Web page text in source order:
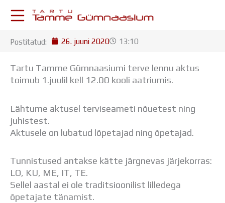
KESKKONNAD
Postkast
Drive
Tamme Leht
Kooliraadio
Koorilaul
Tunniplaan
Aastaplaan
Õppekava
Ainepassid
Postitatud: 26. juuni 2020 13:10
Tartu Tamme Gümnaasiumi terve lennu aktus
toimub 1.juulil kell 12.00 kooli aatriumis.
Lähtume aktusel terviseameti nõuetest ning
juhistest.
Aktusele on lubatud lõpetajad ning õpetajad.
Tunnistused antakse kätte järgnevas järjekorras:
LO, KU, ME, IT, TE.
Sellel aastal ei ole traditsioonilist lilledega
õpetajate tänamist.